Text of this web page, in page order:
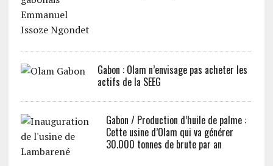
Gabon : Olam n’envisage pas acheter les
actifs de la SEEG
Gabon / Production d’huile de palme :
Cette usine d’Olam qui va générer
30.000 tonnes de brute par an